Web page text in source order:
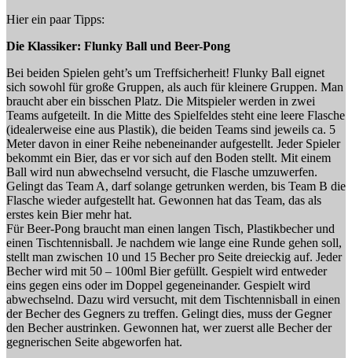
Hier ein paar Tipps:
Die Klassiker: Flunky Ball und Beer-Pong
Bei beiden Spielen geht’s um Treffsicherheit! Flunky Ball eignet
sich sowohl für große Gruppen, als auch für kleinere Gruppen. Man
braucht aber ein bisschen Platz. Die Mitspieler werden in zwei
Teams aufgeteilt. In die Mitte des Spielfeldes steht eine leere Flasche
(idealerweise eine aus Plastik), die beiden Teams sind jeweils ca. 5
Meter davon in einer Reihe nebeneinander aufgestellt. Jeder Spieler
bekommt ein Bier, das er vor sich auf den Boden stellt. Mit einem
Ball wird nun abwechselnd versucht, die Flasche umzuwerfen.
Gelingt das Team A, darf solange getrunken werden, bis Team B die
Flasche wieder aufgestellt hat. Gewonnen hat das Team, das als
erstes kein Bier mehr hat.
Für Beer-Pong braucht man einen langen Tisch, Plastikbecher und
einen Tischtennisball. Je nachdem wie lange eine Runde gehen soll,
stellt man zwischen 10 und 15 Becher pro Seite dreieckig auf. Jeder
Becher wird mit 50 – 100ml Bier gefüllt. Gespielt wird entweder
eins gegen eins oder im Doppel gegeneinander. Gespielt wird
abwechselnd. Dazu wird versucht, mit dem Tischtennisball in einen
der Becher des Gegners zu treffen. Gelingt dies, muss der Gegner
den Becher austrinken. Gewonnen hat, wer zuerst alle Becher der
gegnerischen Seite abgeworfen hat.